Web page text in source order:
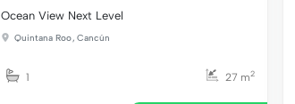
Ocean View Next Level
Quintana Roo, Cancún
1 27 m2